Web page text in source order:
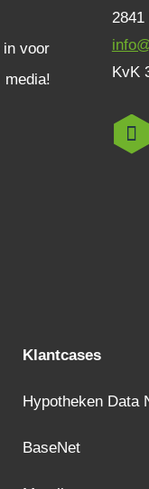
in voor
media!
KvK
Klantcases
Hypotheken Data
BaseNet